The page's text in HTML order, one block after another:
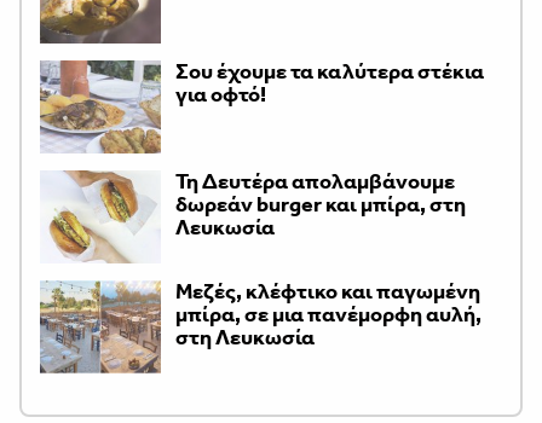
Σου έχουμε τα καλύτερα στέκια
για οφτό!
Τη Δευτέρα απολαμβάνουμε
δωρεάν burger και μπίρα, στη
Λευκωσία
Μεζές, κλέφτικο και παγωμένη
μπίρα, σε μια πανέμορφη αυλή,
στη Λευκωσία